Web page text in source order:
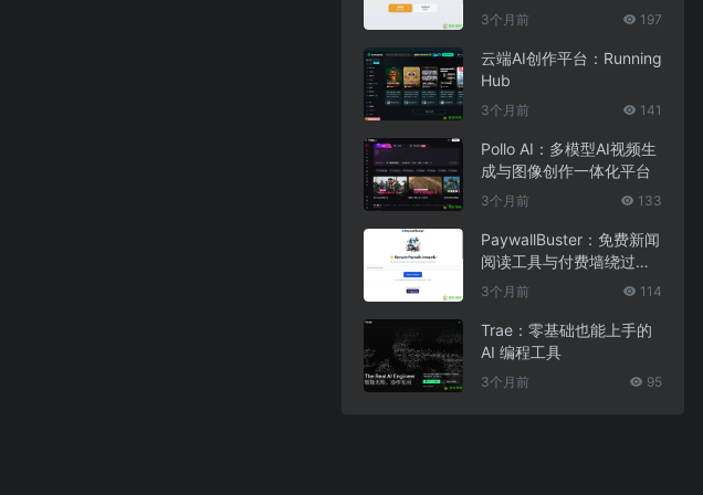
3个月前 197
云端AI创作平台：Running
Hub
3个月前 141
Pollo AI：多模型AI视频生
成与图像创作一体化平台
3个月前 133
PaywallBuster：免费新闻
阅读工具与付费墙绕过助
手
3个月前 114
Trae：零基础也能上手的
AI 编程工具
3个月前 95